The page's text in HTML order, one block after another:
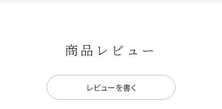
商品レビュー
レビューを書く